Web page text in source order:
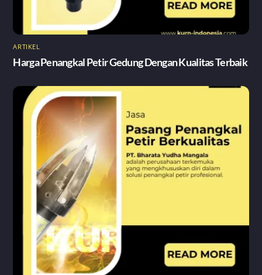
ARTIKEL
Harga Penangkal Petir Gedung Dengan Kualitas Terbaik